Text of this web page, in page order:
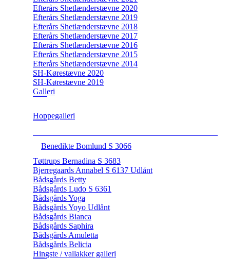
Efterårs Shetlænderstævne 2020
Efterårs Shetlænderstævne 2019
Efterårs Shetlænderstævne 2018
Efterårs Shetlænderstævne 2017
Efterårs Shetlænderstævne 2016
Efterårs Shetlænderstævne 2015
Efterårs Shetlænderstævne 2014
SH-Kørestævne 2020
SH-Kørestævne 2019
Galleri
Hoppegalleri
Benedikte Bomlund S 3066
Tøttrups Bernadina S 3683
Bjerregaards Annabel S 6137 Udlånt
Bådsgårds Betty
Bådsgårds Ludo S 6361
Bådsgårds Yoga
Bådsgårds Yoyo Udlånt
Bådsgårds Bianca
Bådsgårds Saphira
Bådsgårds Amuletta
Bådsgårds Belicia
Hingste / vallakker galleri